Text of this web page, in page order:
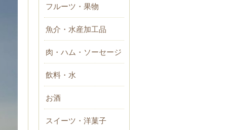
フルーツ・果物
魚介・水産加工品
肉・ハム・ソーセージ
飲料・水
お酒
スイーツ・洋菓子